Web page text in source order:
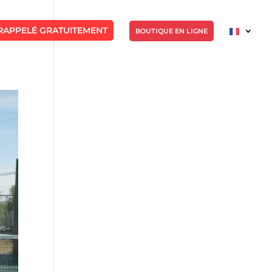
GRATUITEMENT BOUTIQUE EN LIGNE